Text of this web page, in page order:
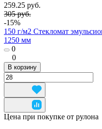
259.25 руб.
305 руб.
-15%
150 г/м2 Стекломат
1250 мм
0
0
В корзину
Цена при покупке от рулона